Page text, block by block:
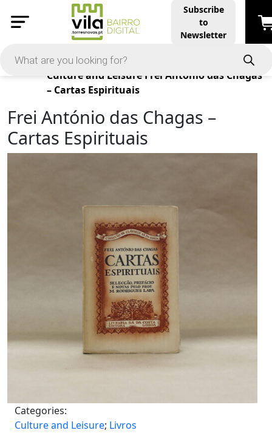
Subscribe
to
Newsletter
Products
Culture and Leisure Frei António das Chagas
– Cartas Espirituais
Frei António das Chagas –
Cartas Espirituais
Categories:
Culture and Leisure; Livros